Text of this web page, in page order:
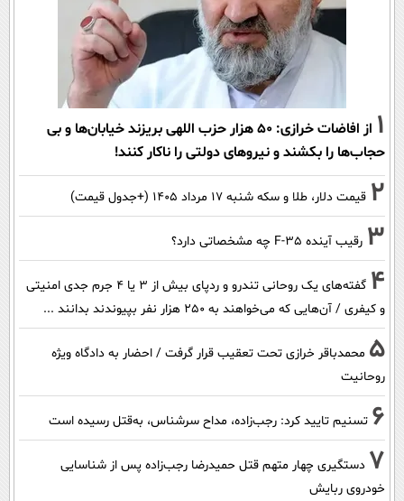
1
از افاضات خرازی: ۵۰ هزار حزب اللهی بریزند خیابان‌ها و بی
حجاب‌ها را بکشند و نیرو‌های دولتی را ناکار کنند!
2 قیمت دلار، طلا و سکه شنبه ۱۷ مرداد ۱۴۰۵ (+جدول قیمت)
3 رقیب آینده F-35 چه مشخصاتی دارد؟
4
گفته‌های یک روحانی تندرو و ردپای بیش از ۳ یا ۴ جرم جدی امنیتی
و کیفری / آن‌هایی که می‌خواهند به ۲۵۰ هزار نفر بپیوندند بدانند ...
5 محمدباقر خرازی تحت تعقیب قرار گرفت / احضار به دادگاه ویژه
روحانیت
6 تسنیم تایید کرد: رجب‌زاده، مداح سرشناس، به‌قتل رسیده است
7 دستگیری چهار متهم قتل حمیدرضا رجب‌زاده پس از شناسایی
خودروی ربایش